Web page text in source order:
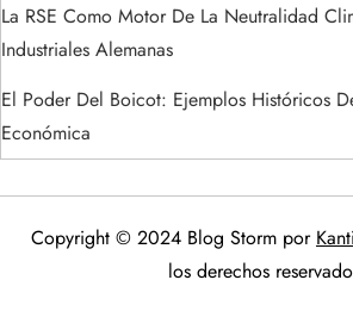
La RSE Como Motor De La Neutralidad
Industriales Alemanas
El Poder Del Boicot: Ejemplos Históricos
Económica
Copyright © 2024 Blog Storm por
los derechos